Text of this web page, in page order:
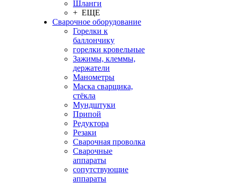
Шланги
+ ЕЩЕ
Сварочное оборудование
Горелки к
баллончику
горелки кровельные
Зажимы, клеммы,
держатели
Манометры
Маска сварщика,
стёкла
Мундштуки
Припой
Редуктора
Резаки
Сварочная проволка
Сварочные
аппараты
сопутствующие
аппараты